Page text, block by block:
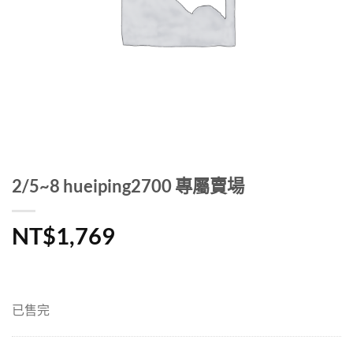
2/5~8 hueiping2700 專屬賣場
NT$1,769
已售完